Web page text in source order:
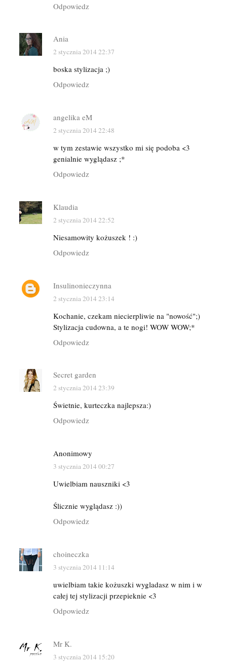
Odpowiedz
Ania
2 stycznia 2014 22:37
boska stylizacja ;)
Odpowiedz
angelika eM
2 stycznia 2014 22:48
w tym zestawie wszystko mi się podoba <3
genialnie wyglądasz ;*
Odpowiedz
Klaudia
2 stycznia 2014 22:52
Niesamowity kożuszek ! :)
Odpowiedz
Insulinonieczynna
2 stycznia 2014 23:14
Kochanie, czekam niecierpliwie na "nowość";)
Stylizacja cudowna, a te nogi! WOW WOW;*
Odpowiedz
Secret garden
2 stycznia 2014 23:39
Świetnie, kurteczka najlepsza:)
Odpowiedz
Anonimowy
3 stycznia 2014 00:27
Uwielbiam nauszniki <3
Ślicznie wyglądasz :))
Odpowiedz
choineczka
3 stycznia 2014 11:14
uwielbiam takie kożuszki wygladasz w nim i w
całej tej stylizacji przepieknie <3
Odpowiedz
Mr K.
3 stycznia 2014 15:20